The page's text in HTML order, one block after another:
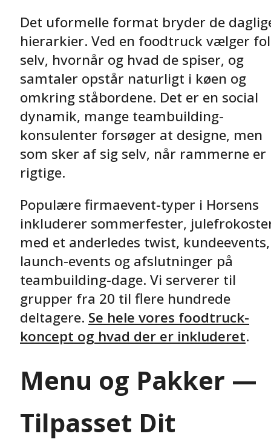
Det uformelle format bryder de
hierarkier. Ved en foodtruck vælger
selv, hvornår og hvad de spiser, og
samtaler opstår naturligt i køen og
omkring ståbordene. Det er en social
dynamik, mange teambuilding-
konsulenter forsøger at designe, men
som sker af sig selv, når rammerne er
rigtige.
Populære firmaevent-typer i Horsens
inkluderer sommerfester,
med et anderledes twist, kundeevents,
launch-events og afslutninger på
teambuilding-dage. Vi serverer til
grupper fra 20 til flere hundrede
deltagere. Se hele vores foodtruck-
koncept og hvad der er inkluderet.
Menu og Pakker —
Tilpasset Dit